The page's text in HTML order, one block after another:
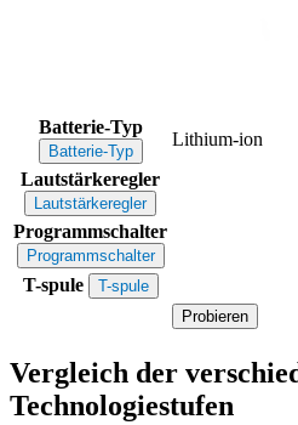
Batterie-Typ
Batterie-Typ
Lithium-ion
Lautstärkeregler
Lautstärkeregler
Programmschalter
Programmschalter
T-spule
T-spule
Probieren
Vergleich der
Technologiestufen